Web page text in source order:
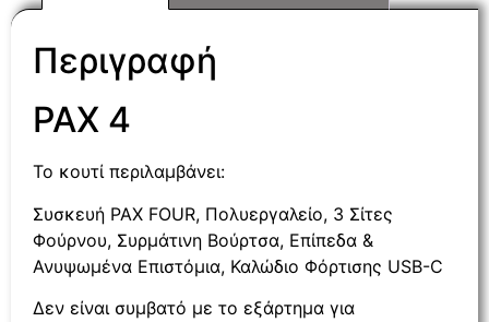
Περιγραφή
PAX 4
Το κουτί περιλαμβάνει:
Συσκευή PAX FOUR, Πολυεργαλείο, 3 Σίτες
Φούρνου, Συρμάτινη Βούρτσα, Επίπεδα &
Ανυψωμένα Επιστόμια, Καλώδιο Φόρτισης USB-C
Δεν είναι συμβατό με το εξάρτημα για